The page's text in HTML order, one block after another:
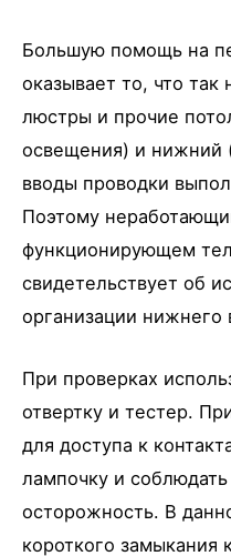
Большую помощь на
оказывает то, что
люстры и прочие
освещения) и нижний
вводы проводки
Поэтому
функционирующем
свидетельствует об
организации нижнего
При проверках
отвертку и тестер.
для доступа к
лампочку и
осторожность. В
короткого замыкания